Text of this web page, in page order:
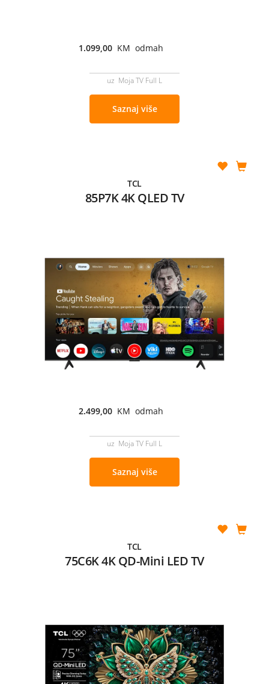
1.099,00 KM odmah
uz Moja TV Full L
Saznaj više
TCL
85P7K 4K QLED TV
2.499,00 KM odmah
uz Moja TV Full L
Saznaj više
TCL
75C6K 4K QD-Mini LED TV